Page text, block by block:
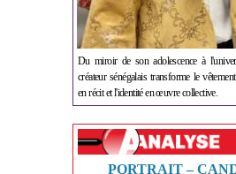
Du miroir de son adolescence à
créateur sénégalais transforme le
en récit et l'identité en œuvre collective.
PORTRAIT –